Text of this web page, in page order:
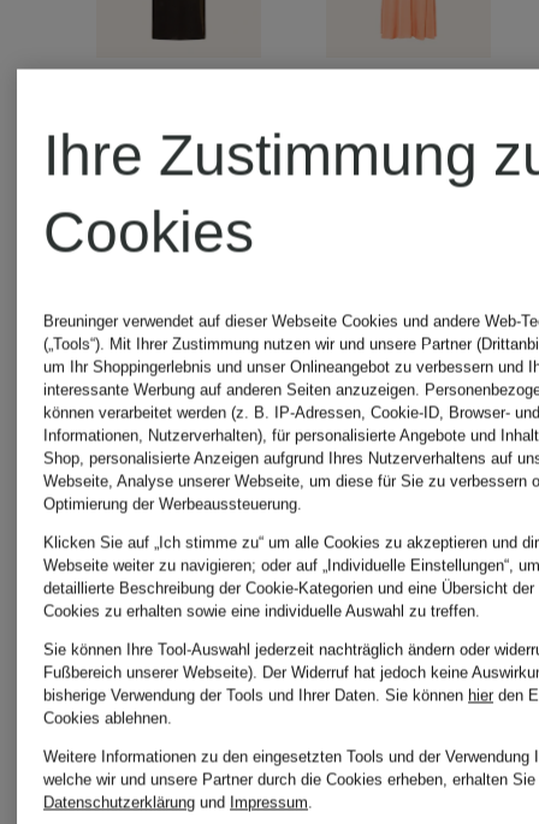
DRYKORN
Strickkleid
RIMONE
169,99 €
Bestpreis:
144,49 €
Ursprünglich:
239,99 €
AMABEL
179,99
152,99 €
249,99 €
Ihre Zustimmung
Cookies
Breuninger verwendet auf dieser Webseite Cookies und andere Web-
(„Tools“). Mit Ihrer Zustimmung nutzen wir und unsere Partner
um Ihr Shoppingerlebnis und unser Onlineangebot zu verbessern und
interessante Werbung auf anderen Seiten anzuzeigen.
können verarbeitet werden (z. B. IP-Adressen, Cookie-ID, Browser-
Informationen, Nutzerverhalten), für personalisierte Angebote und
Shop, personalisierte Anzeigen aufgrund Ihres Nutzerverhaltens auf
Webseite, Analyse unserer Webseite, um diese für Sie zu verbessern
Optimierung der Werbeaussteuerung.
Klicken Sie auf „Ich stimme zu“ um alle Cookies zu akzeptieren und
Webseite weiter zu navigieren; oder auf „Individuelle Einstellungen“,
detaillierte Beschreibung der Cookie-Kategorien und eine Übersicht
Cookies zu erhalten sowie eine individuelle Auswahl zu treffen.
Sie können Ihre Tool-Auswahl jederzeit nachträglich ändern oder
Fußbereich unserer Webseite). Der Widerruf hat jedoch keine
bisherige Verwendung der Tools und Ihrer Daten. Sie können hier den
Cookies ablehnen.
Weitere Informationen zu den eingesetzten Tools und der Verwendung
welche wir und unsere Partner durch die Cookies erheben, erhalten
Datenschutzerklärung und Impressum.